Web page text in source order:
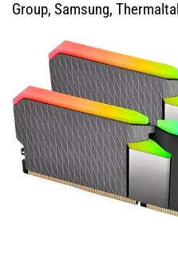
Group, Samsung,